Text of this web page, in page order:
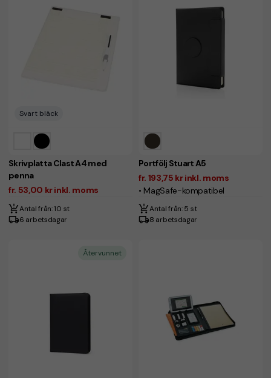
Svart bläck
Skrivplatta Clast A4 med
penna
fr. 53,00 kr inkl. moms
Antal från: 10 st
6 arbetsdagar
Portfölj Stuart A5
fr. 193,75 kr inkl. moms
• MagSafe-kompatibel
Antal från: 5 st
8 arbetsdagar
Återvunnet